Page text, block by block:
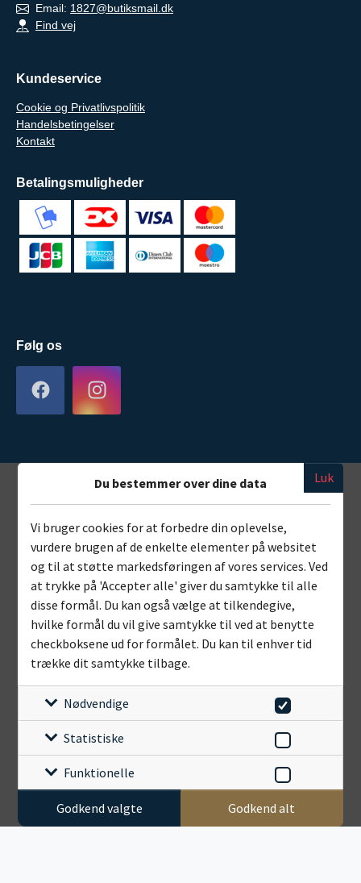
Email: 1827@butiksmail.dk
Find vej
Kundeservice
Cookie og Privatlivspolitik
Handelsbetingelser
Kontakt
Betalingsmuligheder
Følg os
Luk
Du bestemmer over dine data
Vi bruger cookies for at forbedre din oplevelse,
vurdere brugen af de enkelte elementer på websitet
og til at støtte markedsføringen af vores services. Ved
at trykke på 'Accepter alle' giver du samtykke til alle
disse formål. Du kan også vælge at tilkendegive,
hvilke formål du vil give samtykke til ved at benytte
checkboksene ud for formålet. Du kan til enhver tid
trække dit samtykke tilbage.
Nødvendige
Statistiske
Funktionelle
Godkend alt
Godkend valgte